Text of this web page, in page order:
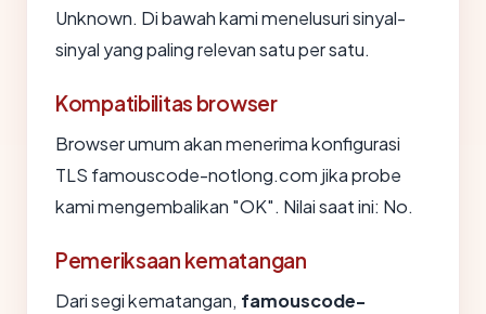
Unknown. Di bawah kami menelusuri sinyal-
sinyal yang paling relevan satu per satu.
Kompatibilitas browser
Browser umum akan menerima konfigurasi
TLS famouscode-notlong.com jika probe
kami mengembalikan "OK". Nilai saat ini: No.
Pemeriksaan kematangan
Dari segi kematangan, famouscode-